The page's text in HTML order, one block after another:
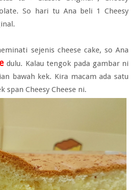
So hari tu Ana beli 1 Cheesy
sejenis cheese cake, so Ana
dulu. Kalau tengok pada gambar ni
bawah kek. Kira macam ada satu
span Cheesy Cheese ni.